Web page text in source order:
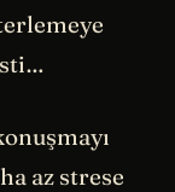
az strese